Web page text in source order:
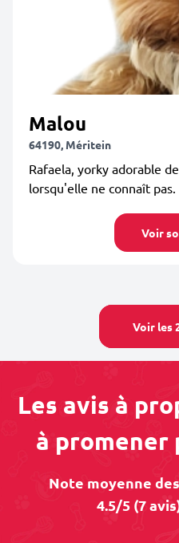
Malou
64190, Méritein
Rafaela, yorky adorable
lorsqu'elle ne connaît pas.
Voir
Voir les
Les avis à
à promener
Note moyenne
4.5/5 (7